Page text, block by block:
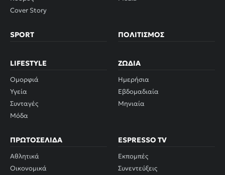
Cover Story
SPORT ΠΟΛΙΤΙΣΜΌΣ
LIFESTYLE
Ομορφιά
Υγεία
Συνταγές
Μόδα
ΖΏΔΙΑ
Ημερήσια
Εβδομαδιαία
Μηνιαία
ΠΡΩΤΟΣΈΛΙΔΑ
Αθλητικά
Οικονομικά
ESPRESSO TV
Εκπομπές
Συνεντεύξεις